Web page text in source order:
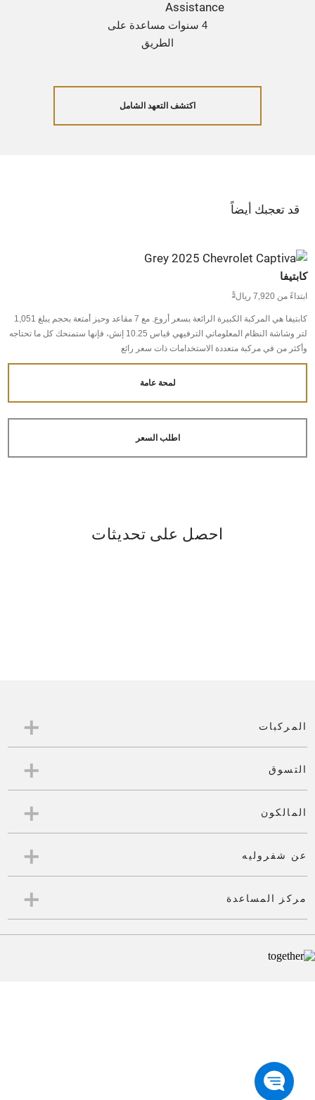
4 سنوات مساعدة على
الطريق
اكتشف التعهد الشامل
قد تعجبك أيضاً
كابتيفا
ابتداءً من 7,920 ريال §
كابتيفا هي المركبة الكبيرة الرائعة بسعر أروع. مع 7 مقاعد وحيز أمتعة بحجم يبلغ 1,051
لتر وشاشة النظام المعلوماتي الترفيهي قياس 10.25 إنش، فإنها ستمنحك كل ما تحتاجه
وأكثر من في مركبة متعددة الاستخدامات ذات سعر رائع
لمحة عامة
اطلب السعر
احصل على تحديثات